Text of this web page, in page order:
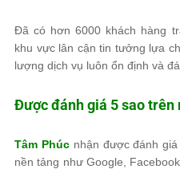
Đã có hơn 6000 khách hàng
khu vực lân cận tin tưởng lựa
lượng dịch vụ luôn ổn định và
Được đánh giá 5 sao trên
Tâm Phúcnhận được đánh giá
nền tảng như Google,